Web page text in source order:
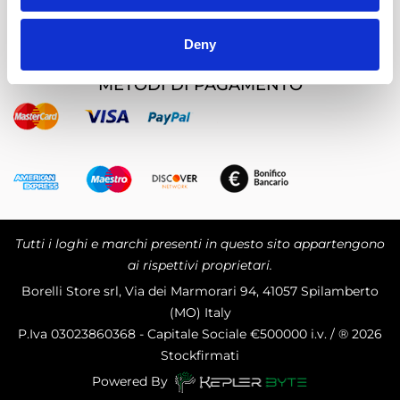
Deny
METODI DI PAGAMENTO
Tutti i loghi e marchi presenti in questo sito appartengono
ai rispettivi proprietari.
Borelli Store srl, Via dei Marmorari 94, 41057 Spilamberto
(MO) Italy
P.Iva 03023860368 - Capitale Sociale €500000 i.v. / ® 2026
Stockfirmati
Powered By